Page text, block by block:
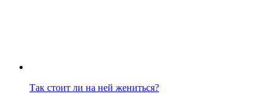
Так стоит ли на ней жениться?